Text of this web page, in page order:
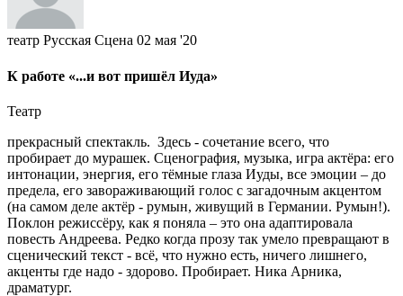
театр Русская Сцена 02 мая '20
К работе «...и вот пришёл Иуда»
Театр
прекрасный спектакль. Здесь - сочетание всего, что
пробирает до мурашек. Сценография, музыка, игра актёра: его
интонации, энергия, его тёмные глаза Иуды, все эмоции – до
предела, его завораживающий голос с загадочным акцентом
(на самом деле актёр - румын, живущий в Германии. Румын!).
Поклон режиссёру, как я поняла – это она адаптировала
повесть Андреева. Редко когда прозу так умело превращают в
сценический текст - всё, что нужно есть, ничего лишнего,
акценты где надо - здорово. Пробирает. Ника Арника,
драматург.